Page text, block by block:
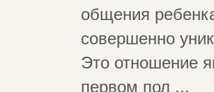
общения
совершенно
Это отношение
первом пол ...